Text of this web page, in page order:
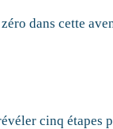
dans cette
cinq étapes